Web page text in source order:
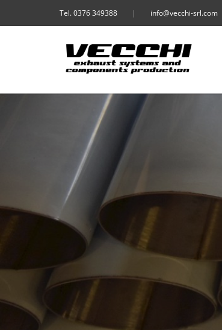
Tel. 0376 349388 | info@vecchi-srl.com